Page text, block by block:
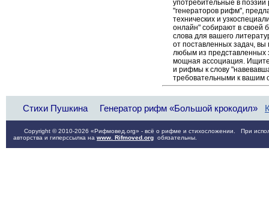
употребительные в
"генераторов рифм",
технических и
онлайн" собирают в своей
слова для вашего
от поставленных задач,
любым из
мощная ассоциация. Ищите
и рифмы к слову
требовательными к вашим
Стихи Пушкина Генератор рифм «Большой крокодил»
Copyright © 2010-2026 «Рифмовед.org» - всё о рифме и стихосложении. При
авторства и гиперссылка на www. Rifmoved.org обязательны.